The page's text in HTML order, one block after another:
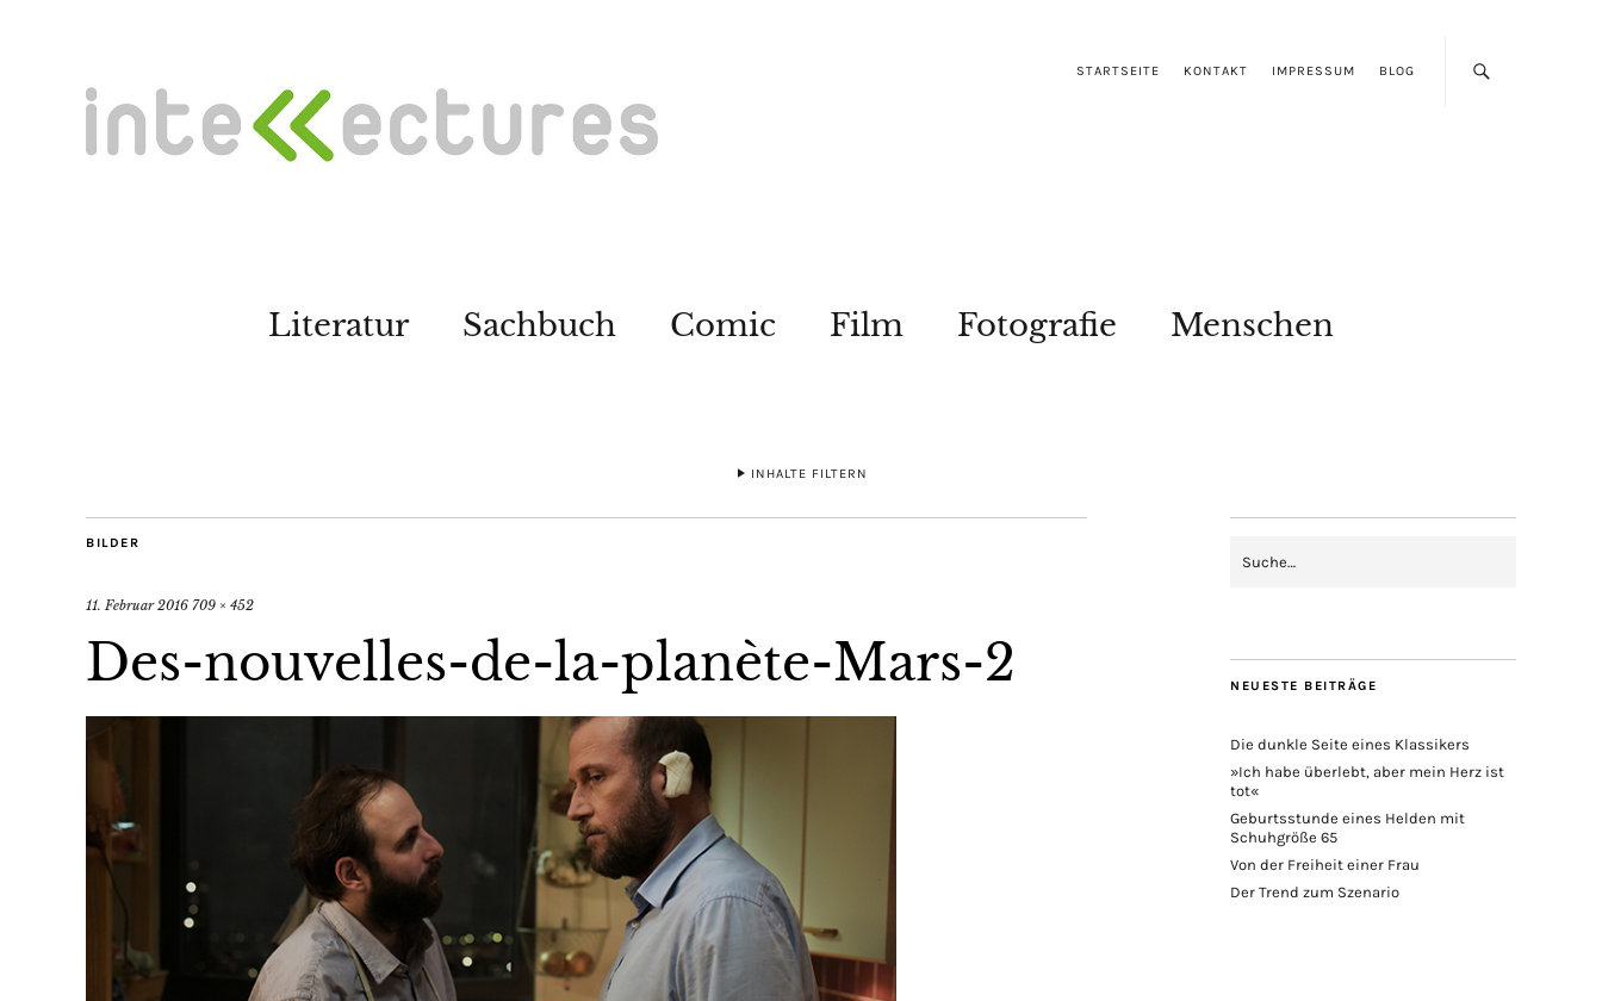
STARTSEITE KONTAKT IMPRESSUM BLOG
Literatur Sachbuch Comic Film Fotografie Menschen
INHALTE FILTERN
BILDER
11. Februar 2016 709 × 452
Des-nouvelles-de-la-planète-Mars-2 NEUESTE BEITRÄGE
Die dunkle Seite eines Klassikers
»Ich habe überlebt, aber mein Herz ist
tot«
Geburtsstunde eines Helden mit
Schuhgröße 65
Von der Freiheit einer Frau
Der Trend zum Szenario